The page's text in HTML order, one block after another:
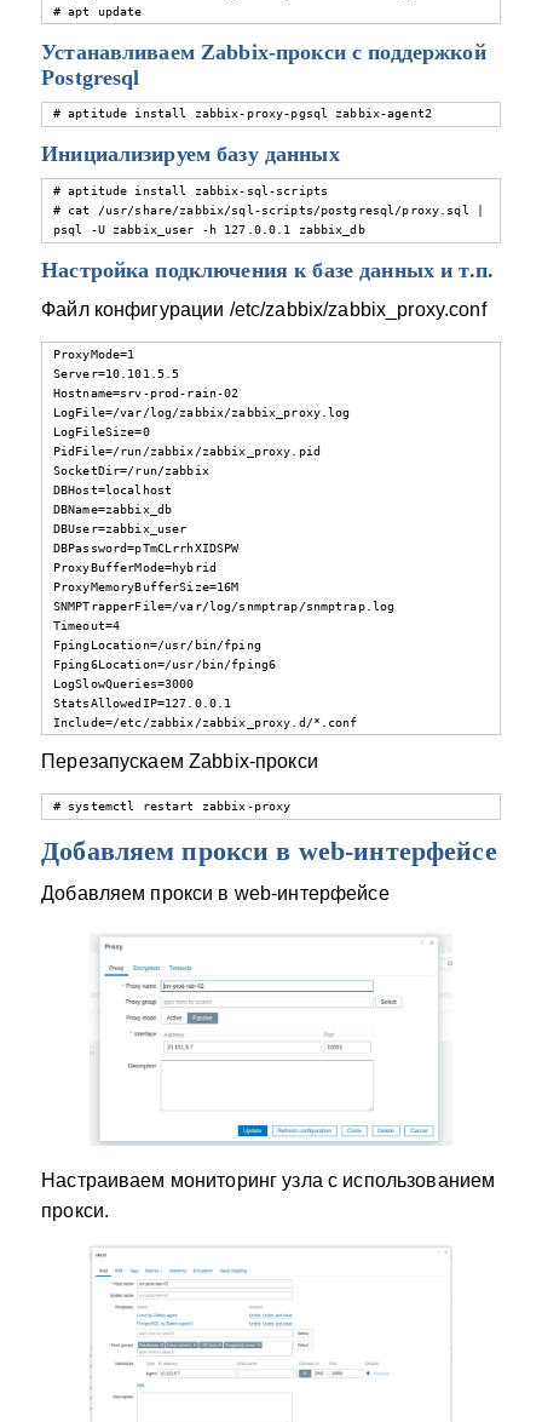
# apt update
Устанавливаем Zabbix-прокси с поддержкой
Postgresql
# aptitude install zabbix-proxy-pgsql zabbix-agent2
Инициализируем базу данных
# aptitude install zabbix-sql-scripts
# cat /usr/share/zabbix/sql-scripts/postgresql/proxy.sql |
psql -U zabbix_user -h 127.0.0.1 zabbix_db
Настройка подключения к базе данных и т.п.
Файл конфигурации /etc/zabbix/zabbix_proxy.conf
ProxyMode=1
Server=10.101.5.5
Hostname=srv-prod-rain-02
LogFile=/var/log/zabbix/zabbix_proxy.log
LogFileSize=0
PidFile=/run/zabbix/zabbix_proxy.pid
SocketDir=/run/zabbix
DBHost=localhost
DBName=zabbix_db
DBUser=zabbix_user
DBPassword=pTmCLrrhXIDSPW
ProxyBufferMode=hybrid
ProxyMemoryBufferSize=16M
SNMPTrapperFile=/var/log/snmptrap/snmptrap.log
Timeout=4
FpingLocation=/usr/bin/fping
Fping6Location=/usr/bin/fping6
LogSlowQueries=3000
StatsAllowedIP=127.0.0.1
Include=/etc/zabbix/zabbix_proxy.d/*.conf
Перезапускаем Zabbix-прокси
# systemctl restart zabbix-proxy
Добавляем прокси в web-интерфейсе
Добавляем прокси в web-интерфейсе
Настраиваем мониторинг узла с иcпользованием
прокси.